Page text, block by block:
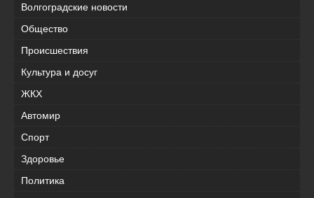
Волгоградские новости
Общество
Происшествия
Культура и досуг
ЖКХ
Автомир
Спорт
Здоровье
Политика